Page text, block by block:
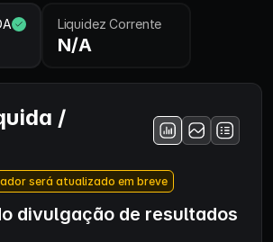
Liquidez Corrente
N/A
/
será atualizado em breve
divulgação de resultados